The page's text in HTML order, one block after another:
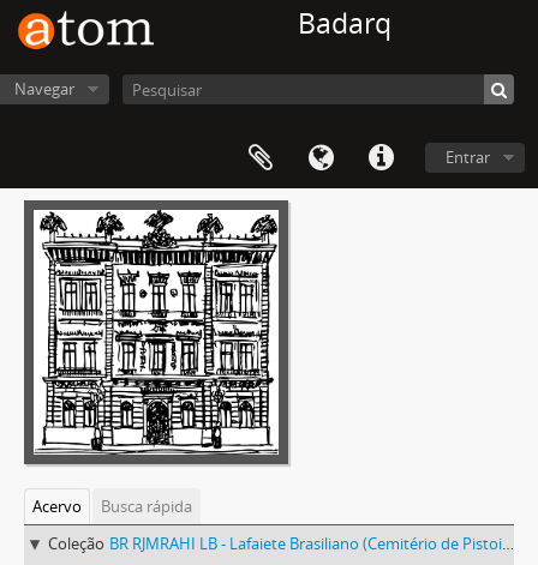
Badarq
Navegar
Entrar
Acervo
Busca rápida
Coleção BR RJMRAHI LB - Lafaiete Brasiliano (Cemitério de Pistoia)